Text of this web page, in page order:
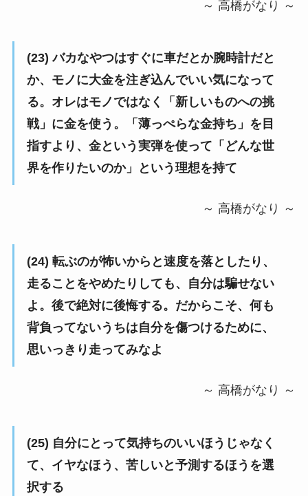
～ 高橋がなり ～
(23) バカなやつはすぐに車だとか腕時計だと
か、モノに大金を注ぎ込んでいい気になって
る。オレはモノではなく「新しいものへの挑
戦」に金を使う。「薄っぺらな金持ち」を目
指すより、金という実弾を使って「どんな世
界を作りたいのか」という理想を持て
～ 高橋がなり ～
(24) 転ぶのが怖いからと速度を落としたり、
走ることをやめたりしても、自分は騙せない
よ。後で絶対に後悔する。だからこそ、何も
背負ってないうちは自分を傷つけるために、
思いっきり走ってみなよ
～ 高橋がなり ～
(25) 自分にとって気持ちのいいほうじゃなく
て、イヤなほう、苦しいと予測するほうを選
択する